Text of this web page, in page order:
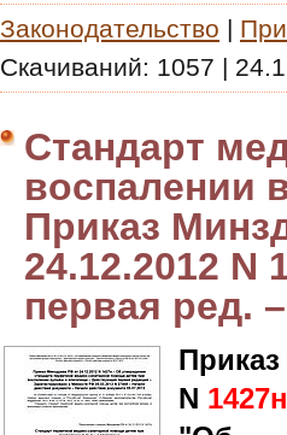
Законодательство |
Скачиваний: 1057 |
Стандарт
воспалении
Приказ
24.12.2012 N
первая ред.
N 1427н